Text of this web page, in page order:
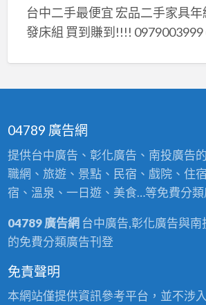
台中二手最便宜 宏品二手家具
發床組 買到賺到!!!! 0979003999
04789 廣告網
提供台中廣告、彰化廣告、南投廣告
職網、旅遊、景點、民宿、戲院、住
宿、溫泉、一日遊、美食…等免費分類
04789 廣告網 台中廣告,彰化廣告與
的免費分類廣告刊登
免責聲明
本網站僅提供資訊參考平台，並不涉